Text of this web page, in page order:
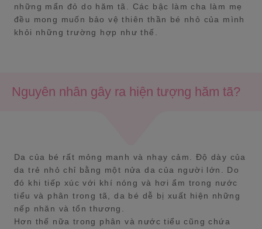
những mẩn đỏ do hăm tã. Các bậc làm cha làm mẹ
đều mong muốn bảo vệ thiên thần bé nhỏ của mình
khỏi những trường hợp như thế.
Nguyên nhân gây ra hiện tượng hăm tã?
Da của bé rất mỏng manh và nhạy cảm. Độ dày của
da trẻ nhỏ chỉ bằng một nửa da của người lớn. Do
đó khi tiếp xúc với khí nóng và hơi ẩm trong nước
tiểu và phân trong tã, da bé dễ bị xuất hiện những
nếp nhăn và tổn thương.
Hơn thế nữa trong phân và nước tiểu cũng chứa